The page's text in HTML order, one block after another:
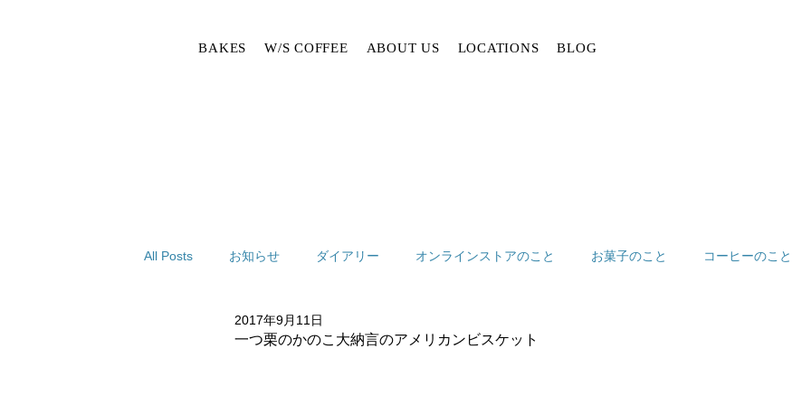
BAKES W/S COFFEE ABOUT US LOCATIONS BLOG
All Posts お知らせ ダイアリー オンラインストアのこと お菓子のこと コーヒーのこと
一つ栗のかのこ大納言のアメリカンビスケット
2017年9月11日